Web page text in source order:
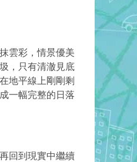
雲彩，情景優美
，只有清澈見底
地平線上剛剛剩
一幅完整的日落
回到現實中繼續